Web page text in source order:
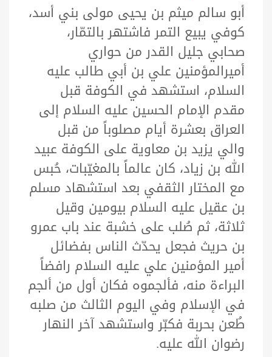
أبو سالم ميثم بن يحيى مولى بني أسد،
كوفي يبيع التمر فاشتهر بالتمّار،
صحابي جليل القدر من حواري
أميرالمؤمنين علي بن أبي طالب عليه
السلام، استشهد في الكوفة قبل
مقدم الإمام الحسين عليه السلام إلى
العراق بعشرة أيام مصلوباً من قبل
والي يزيد بن معاوية على الكوفة عبيد
الله بن زياد، كان عالماً بالمغيّبات، حُبس
مع المختار الثقفي بعد استشهاد مسلم
بن عقيل عليه السلام بيومين وقيل
ثلاثة، ثم صُلب على خشبة عند باب عمرو
بن حريث فجعل يحدّث الناس بفضائل
أمير المؤمنين علي عليه السلام رافضاً
البراءة منه، فألجموه فكان أول من ألجم
في الإسلام وفي اليوم الثالث من صلبه
طُعن بحربة فكبّر واستشهد آخر النهار
رضوان الله عليه.